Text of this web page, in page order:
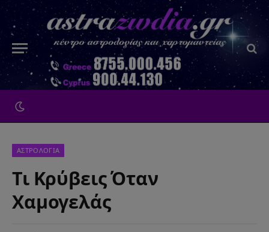
ΑΣΤΡΟΛΟΓΙΑ
Τι Κρύβεις Όταν
Χαμογελάς